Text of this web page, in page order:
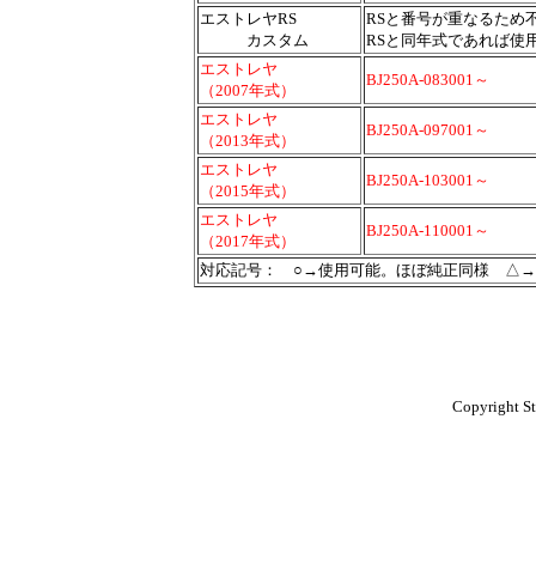
エストレヤRS
カスタム
RSと番号が重なるため
RSと同年式であれば使
エストレヤ
（2007年式）
BJ250A-083001～
エストレヤ
（2013年式）
BJ250A-097001～
エストレヤ
（2015年式）
BJ250A-103001～
エストレヤ
（2017年式）
BJ250A-110001～
対応記号： ○→使用可能。ほぼ純正同様
Copyright